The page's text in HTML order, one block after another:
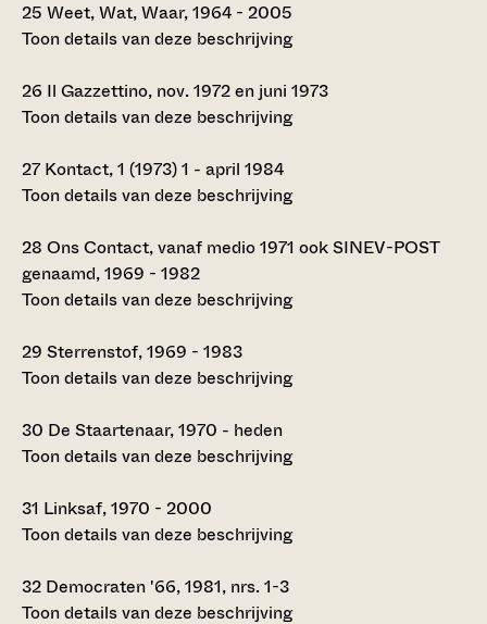
25 Weet, Wat, Waar, 1964 - 2005
Toon details van deze beschrijving
26 Il Gazzettino, nov. 1972 en juni 1973
Toon details van deze beschrijving
27 Kontact, 1 (1973) 1 - april 1984
Toon details van deze beschrijving
28 Ons Contact, vanaf medio 1971 ook SINEV-POST
genaamd, 1969 - 1982
Toon details van deze beschrijving
29 Sterrenstof, 1969 - 1983
Toon details van deze beschrijving
30 De Staartenaar, 1970 - heden
Toon details van deze beschrijving
31 Linksaf, 1970 - 2000
Toon details van deze beschrijving
32 Democraten '66, 1981, nrs. 1-3
Toon details van deze beschrijving